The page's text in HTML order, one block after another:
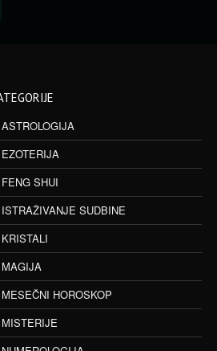
ASTROLOGIJA
EZOTERIJA
FENG SHUI
ISTRAŽIVANJE SUDBINE
KRISTALI
MAGIJA
MESEČNI HOROSKOP
MISTERIJE